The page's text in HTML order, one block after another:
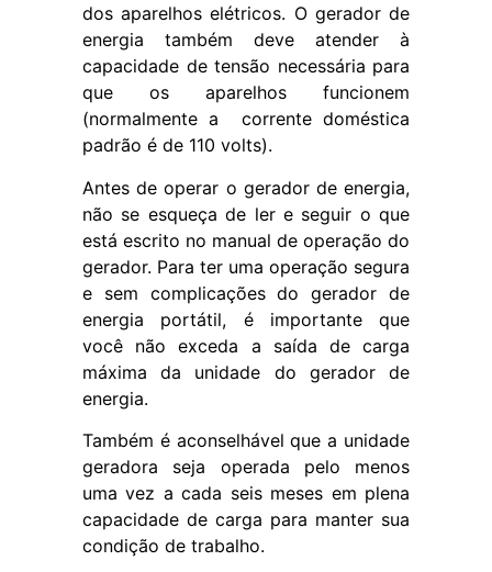
dos aparelhos elétricos. O gerador de
energia também deve atender à
capacidade de tensão necessária para
que os aparelhos funcionem
(normalmente a corrente doméstica
padrão é de 110 volts).
Antes de operar o gerador de energia,
não se esqueça de ler e seguir o que
está escrito no manual de operação do
gerador. Para ter uma operação segura
e sem complicações do gerador de
energia portátil, é importante que
você não exceda a saída de carga
máxima da unidade do gerador de
energia.
Também é aconselhável que a unidade
geradora seja operada pelo menos
uma vez a cada seis meses em plena
capacidade de carga para manter sua
condição de trabalho.